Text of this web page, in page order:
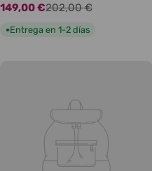
Precio
de
149,00 €
Precio
habitual
202,00 €
●Entrega en 1-2 días